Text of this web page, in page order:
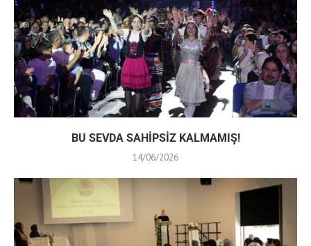
BU SEVDA SAHİPSİZ KALMAMIŞ!
14/06/2026